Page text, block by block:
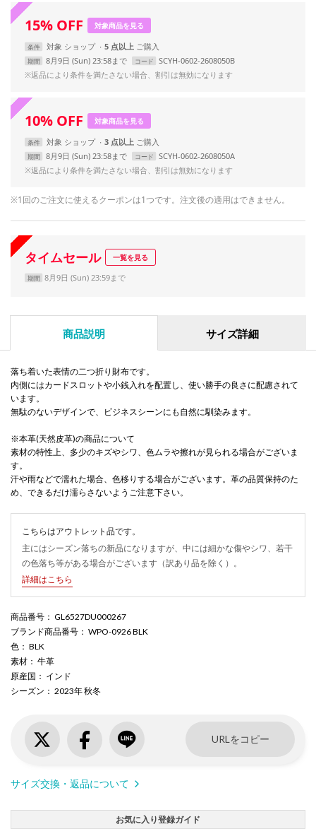
15% OFF 対象商品を見る
条件 対象 ショップ 5 点以上
期間 8月9日 (Sun) 23:58まで コード
SCYH-0602-2608050B
※返品により条件を満たさない場合、割引は無効になります
10% OFF 対象商品を見る
条件 対象 ショップ 3 点以上
期間 8月9日 (Sun) 23:58まで コード
SCYH-0602-2608050A
※返品により条件を満たさない場合、割引は無効になります
※1回のご注文に使えるクーポンは1つです。注文後の適用はできません。
タイムセール 一覧を見る
期間 8月9日 (Sun) 23:59まで
商品説明 サイズ詳細
落ち着いた表情の二つ折り財布です。
内側にはカードスロットや小銭入れを配置し、使い勝手の良さに配慮されて
います。
無駄のないデザインで、ビジネスシーンにも自然に馴染みます。
※本革(天然皮革)の商品について
素材の特性上、多少のキズやシワ、色ムラや擦れが見られる場合がございま
す。
汗や雨などで濡れた場合、色移りする場合がございます。革の品質保持のた
め、できるだけ濡らさないようご注意下さい。
こちらはアウトレット品です。
主にはシーズン落ちの新品になりますが、中には細かな傷やシワ、若干
の色落ち等がある場合がございます（訳あり品を除く）。
詳細はこちら
商品番号 ： GL6527DU000267
ブランド商品番号 ： WPO-0926 BLK
色 ： BLK
素材 ： 牛革
原産国 ： インド
シーズン ： 2023年 秋冬
URLをコピー
サイズ交換・返品について
お気に入り登録ガイド